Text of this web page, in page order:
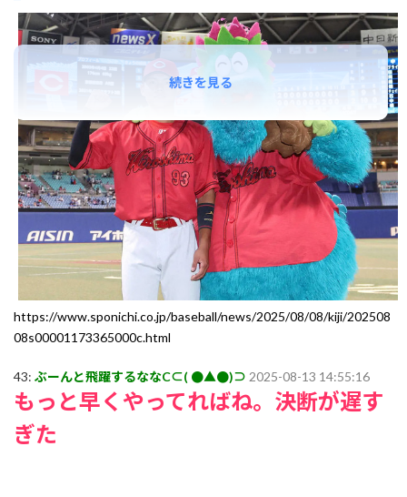
https://www.sponichi.co.jp/baseball/news/2025/08/08/kiji/202508
08s00001173365000c.html
43: ぶーんと飛躍するななC⊂( ●▲●)⊃ 2025-08-13 14:55:16
もっと早くやってればね。決断が遅す
ぎた
続きを見る